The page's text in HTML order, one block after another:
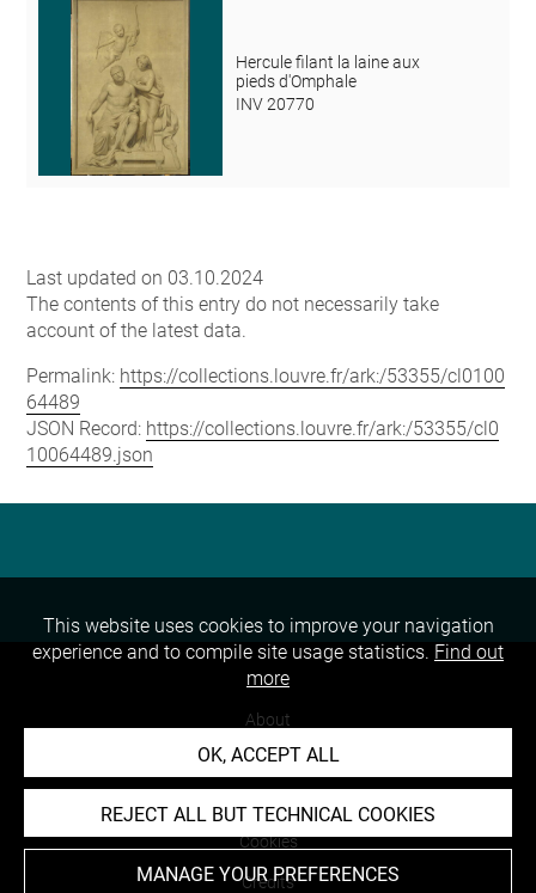
Hercule filant la laine aux
pieds d'Omphale
INV 20770
Last updated on 03.10.2024
The contents of this entry do not necessarily take
account of the latest data.
Permalink: https://collections.louvre.fr/ark:/53355/cl0100
64489
JSON Record: https://collections.louvre.fr/ark:/53355/cl0
10064489.json
About
Contact Us
Cookies
Credits
This website uses cookies to improve your navigation
experience and to compile site usage statistics. Find out
more
OK, ACCEPT ALL
REJECT ALL BUT TECHNICAL COOKIES
MANAGE YOUR PREFERENCES